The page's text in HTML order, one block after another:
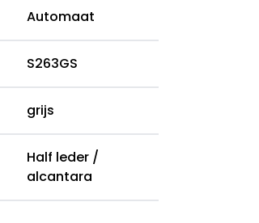
Automaat
S263GS
grijs
Half leder /
alcantara